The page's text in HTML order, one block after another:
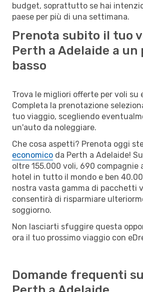
budget, soprattutto se hai
paese per più di una settimana.
Prenota subito il tuo
Perth a Adelaide a un
basso
Trova le migliori offerte per voli su
Completa la prenotazione
tuo viaggio, scegliendo
un'auto da noleggiare.
Che cosa aspetti? Prenota oggi
economico da Perth a Adelaide!
oltre 155.000 voli, 690 compagnie
hotel in tutto il mondo e ben
nostra vasta gamma di pacchetti
consentirà di risparmiare
soggiorno.
Non lasciarti sfuggire questa
ora il tuo prossimo viaggio con
Domande frequenti